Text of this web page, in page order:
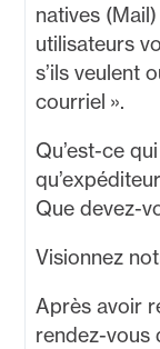
natives
utilisateurs
s’ils veulent
courriel ».
​​​​​Qu’est-ce
Que devez-
Visionnez
Après avoir
rendez-vous